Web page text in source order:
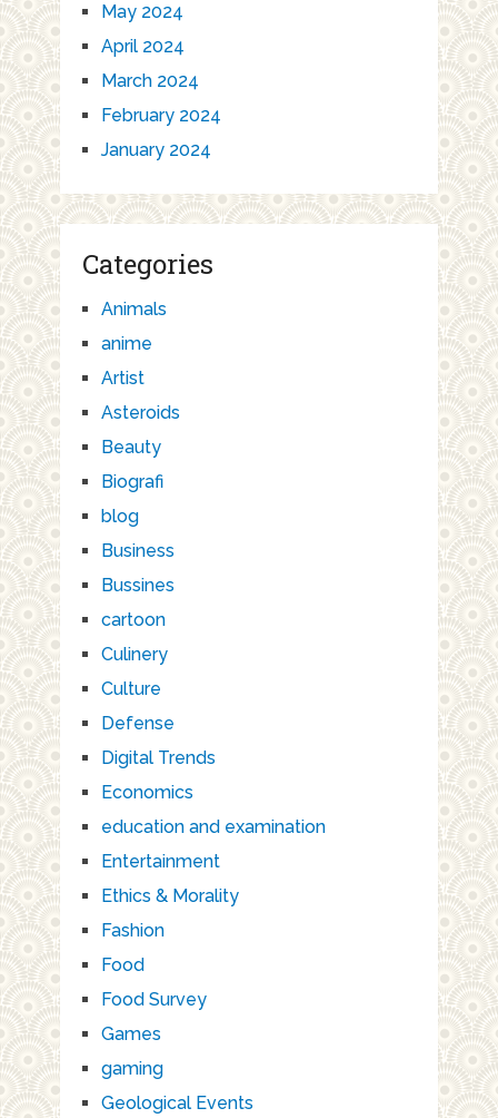
May 2024
April 2024
March 2024
February 2024
January 2024
Categories
Animals
anime
Artist
Asteroids
Beauty
Biografi
blog
Business
Bussines
cartoon
Culinery
Culture
Defense
Digital Trends
Economics
education and examination
Entertainment
Ethics & Morality
Fashion
Food
Food Survey
Games
gaming
Geological Events